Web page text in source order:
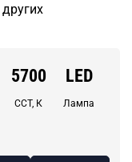
5700
CCT, К
LED
Лампа